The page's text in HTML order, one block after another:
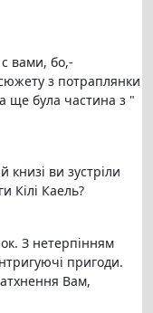
вами, бо,-
з потраплянки
ще була частина з "
книзі ви зустріли
Кілі Каель?
З нетерпінням
пригоди.
Вам,